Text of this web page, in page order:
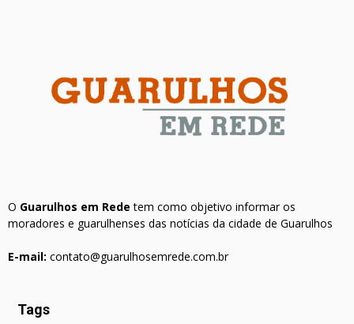
O Guarulhos em Rede tem como objetivo informar os
moradores e guarulhenses das notícias da cidade de Guarulhos
E-mail: contato@guarulhosemrede.com.br
Tags